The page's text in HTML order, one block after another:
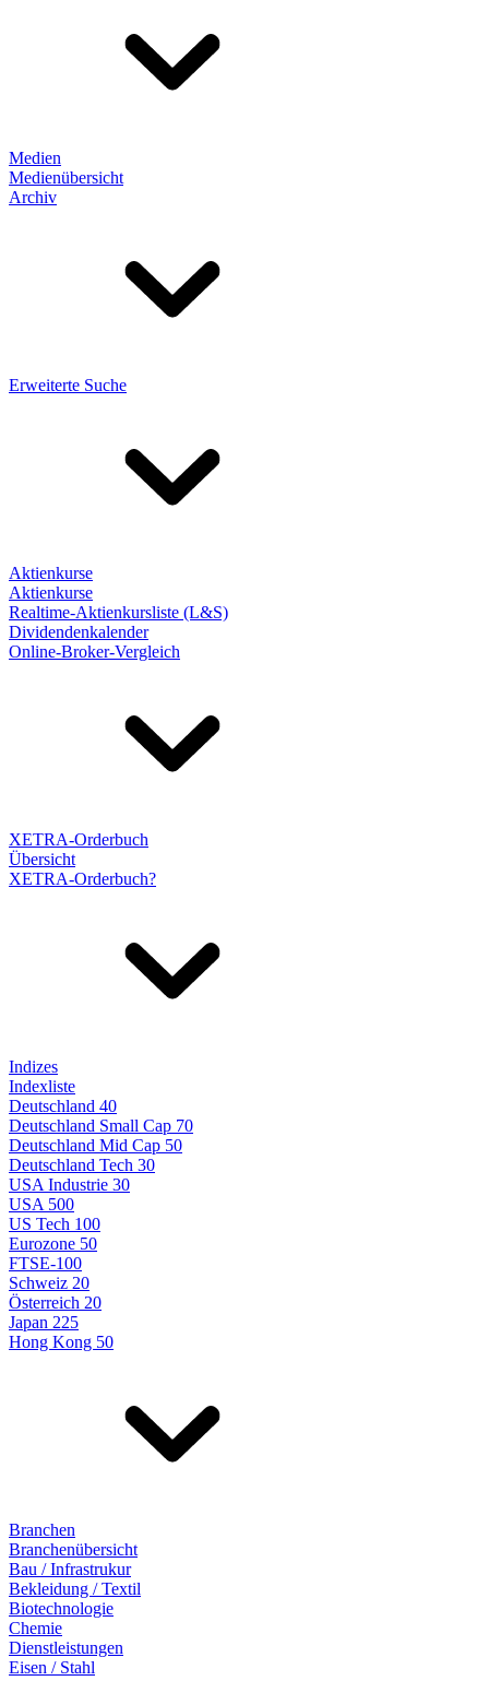
Medien
Medienübersicht
Archiv
Erweiterte Suche
Aktienkurse
Aktienkurse
Realtime-Aktienkursliste (L&S)
Dividendenkalender
Online-Broker-Vergleich
XETRA-Orderbuch
Übersicht
XETRA-Orderbuch?
Indizes
Indexliste
Deutschland 40
Deutschland Small Cap 70
Deutschland Mid Cap 50
Deutschland Tech 30
USA Industrie 30
USA 500
US Tech 100
Eurozone 50
FTSE-100
Schweiz 20
Österreich 20
Japan 225
Hong Kong 50
Branchen
Branchenübersicht
Bau / Infrastrukur
Bekleidung / Textil
Biotechnologie
Chemie
Dienstleistungen
Eisen / Stahl